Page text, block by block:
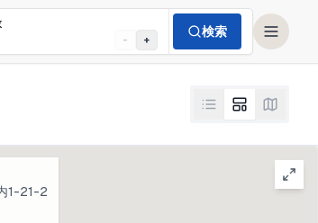
日本語
スタ
- +
検索
1-21-2